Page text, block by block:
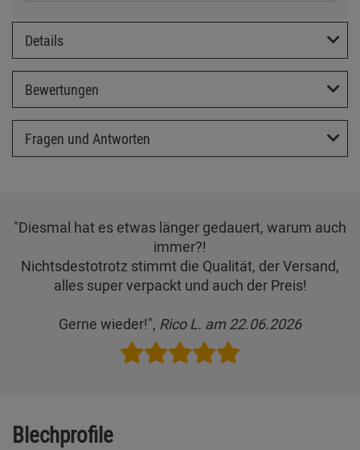
Details
Bewertungen
Fragen und Antworten
"Diesmal hat es etwas länger gedauert, warum auch
immer?!
Nichtsdestotrotz stimmt die Qualität, der Versand,
alles super verpackt und auch der Preis!
Gerne wieder!", Rico L. am 22.06.2026
Blechprofile